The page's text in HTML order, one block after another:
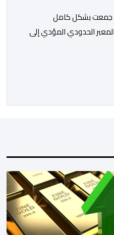
أن جمعت بشكل كامل
الحدودي المؤدي إلى